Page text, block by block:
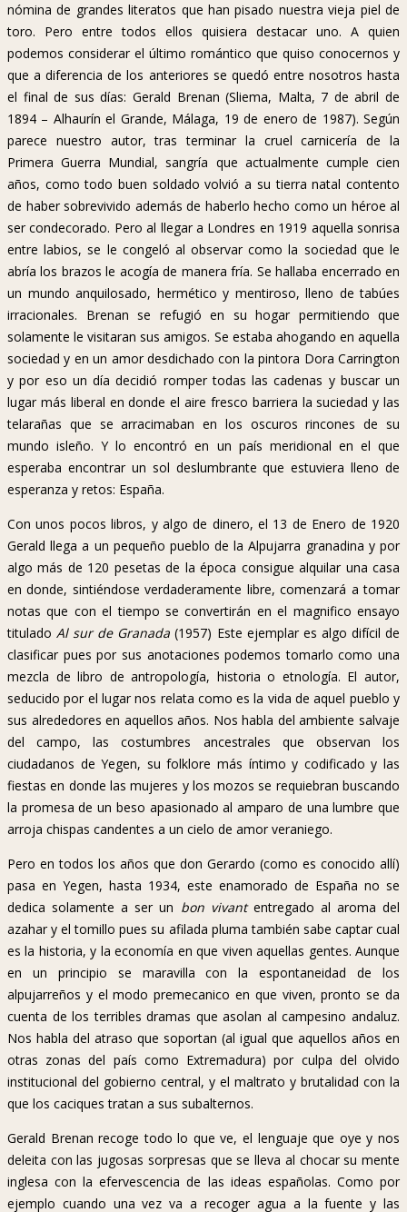
nómina de grandes literatos que han pisado nuestra vieja piel de
toro. Pero entre todos ellos quisiera destacar uno. A quien
podemos considerar el último romántico que quiso conocernos y
que a diferencia de los anteriores se quedó entre nosotros hasta
el final de sus días: Gerald Brenan (Sliema, Malta, 7 de abril de
1894 – Alhaurín el Grande, Málaga, 19 de enero de 1987). Según
parece nuestro autor, tras terminar la cruel carnicería de la
Primera Guerra Mundial, sangría que actualmente cumple cien
años, como todo buen soldado volvió a su tierra natal contento
de haber sobrevivido además de haberlo hecho como un héroe al
ser condecorado. Pero al llegar a Londres en 1919 aquella sonrisa
entre labios, se le congeló al observar como la sociedad que le
abría los brazos le acogía de manera fría. Se hallaba encerrado en
un mundo anquilosado, hermético y mentiroso, lleno de tabúes
irracionales. Brenan se refugió en su hogar permitiendo que
solamente le visitaran sus amigos. Se estaba ahogando en aquella
sociedad y en un amor desdichado con la pintora Dora Carrington
y por eso un día decidió romper todas las cadenas y buscar un
lugar más liberal en donde el aire fresco barriera la suciedad y las
telarañas que se arracimaban en los oscuros rincones de su
mundo isleño. Y lo encontró en un país meridional en el que
esperaba encontrar un sol deslumbrante que estuviera lleno de
esperanza y retos: España.
Con unos pocos libros, y algo de dinero, el 13 de Enero de 1920
Gerald llega a un pequeño pueblo de la Alpujarra granadina y por
algo más de 120 pesetas de la época consigue alquilar una casa
en donde, sintiéndose verdaderamente libre, comenzará a tomar
notas que con el tiempo se convertirán en el magnifico ensayo
tituladoAl sur de Granada (1957) Este ejemplar es algo difícil de
clasificar pues por sus anotaciones podemos tomarlo como una
mezcla de libro de antropología, historia o etnología. El autor,
seducido por el lugar nos relata como es la vida de aquel pueblo y
sus alrededores en aquellos años. Nos habla del ambiente salvaje
del campo, las costumbres ancestrales que observan los
ciudadanos de Yegen, su folklore más íntimo y codificado y las
fiestas en donde las mujeres y los mozos se requiebran buscando
la promesa de un beso apasionado al amparo de una lumbre que
arroja chispas candentes a un cielo de amor veraniego.
Pero en todos los años que don Gerardo (como es conocido allí)
pasa en Yegen, hasta 1934, este enamorado de España no se
dedica solamente a ser un bon vivantentregado al aroma del
azahar y el tomillo pues su afilada pluma también sabe captar cual
es la historia, y la economía en que viven aquellas gentes. Aunque
en un principio se maravilla con la espontaneidad de los
alpujarreños y el modo premecanico en que viven, pronto se da
cuenta de los terribles dramas que asolan al campesino andaluz.
Nos habla del atraso que soportan (al igual que aquellos años en
otras zonas del país como Extremadura) por culpa del olvido
institucional del gobierno central, y el maltrato y brutalidad con la
que los caciques tratan a sus subalternos.
Gerald Brenan recoge todo lo que ve, el lenguaje que oye y nos
deleita con las jugosas sorpresas que se lleva al chocar su mente
inglesa con la efervescencia de las ideas españolas. Como por
ejemplo cuando una vez va a recoger agua a la fuente y las